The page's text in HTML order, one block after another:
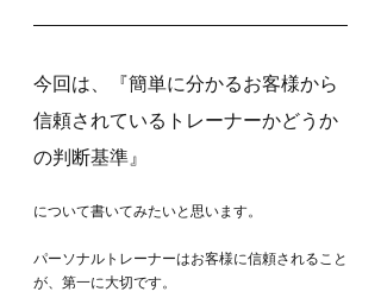
今回は、『簡単に分かるお客様から
信頼されているトレーナーかどうか
の判断基準』
について書いてみたいと思います。
パーソナルトレーナーはお客様に信頼されること
が、第一に大切です。